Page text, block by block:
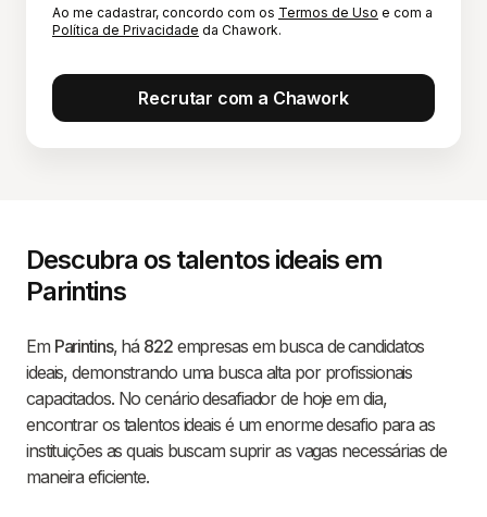
Ao me cadastrar, concordo com os Termos de Uso e com a
Política de Privacidade da Chawork.
Recrutar com a Chawork
Descubra os talentos ideais em
Parintins
Em Parintins, há 822empresas em busca de candidatos
ideais, demonstrando uma busca alta por profissionais
capacitados. No cenário desafiador de hoje em dia,
encontrar os talentos ideais é um enorme desafio para as
instituições as quais buscam suprir as vagas necessárias de
maneira eficiente.